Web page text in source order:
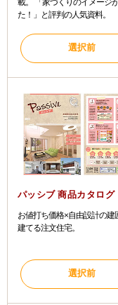
載。 「家づくりのイメージ
た！」と評判の人気資料。
パッシブ 商品カタログ
お値打ち価格×自由設計の建
建てる注文住宅。